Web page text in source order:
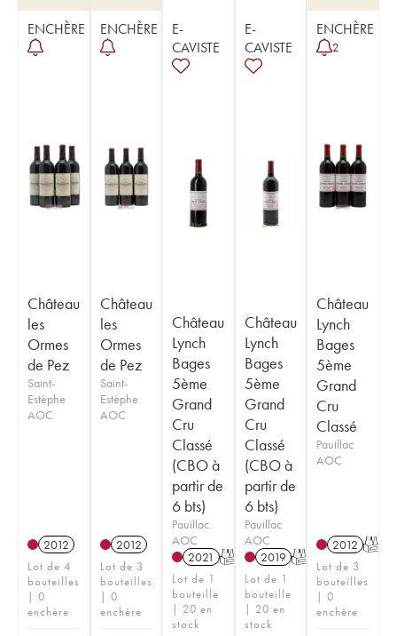
ENCHÈRE
Château
les
Ormes
de Pez
Saint-
Estèphe
AOC
2012
Lot de 4
bouteilles
| 0
enchère
ENCHÈRE
Château
les
Ormes
de Pez
Saint-
Estèphe
AOC
2012
Lot de 3
bouteilles
| 0
enchère
E-
CAVISTE
Château
Lynch
Bages
5ème
Grand
Cru
Classé
(CBO à
partir de
6 bts)
Pauillac
AOC
2021 T
Lot de 1
bouteille
| 20 en
stock
E-
CAVISTE
Château
Lynch
Bages
5ème
Grand
Cru
Classé
(CBO à
partir de
6 bts)
Pauillac
AOC
2019 T
Lot de 1
bouteille
| 20 en
stock
ENCHÈRE
2
Château
Lynch
Bages
5ème
Grand
Cru
Classé
Pauillac
AOC
2012 T
Lot de 3
bouteilles
| 0
enchère